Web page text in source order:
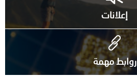
إعلانات
روابط مهمة